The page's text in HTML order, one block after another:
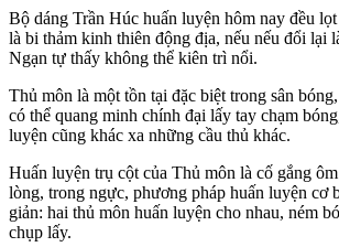
Bộ dáng Trần Húc huấn luyện hôm nay đều
là bi thảm kinh thiên động địa, nếu nếu đổi lại
Ngạn tự thấy không thể kiên trì nổi.
Thủ môn là một tồn tại đặc biệt trong sân
có thể quang minh chính đại lấy tay chạm
luyện cũng khác xa những cầu thủ khác.
Huấn luyện trụ cột của Thủ môn là cố gắng
lòng, trong ngực, phương pháp huấn luyện cơ
giản: hai thủ môn huấn luyện cho nhau, ném
chụp lấy.